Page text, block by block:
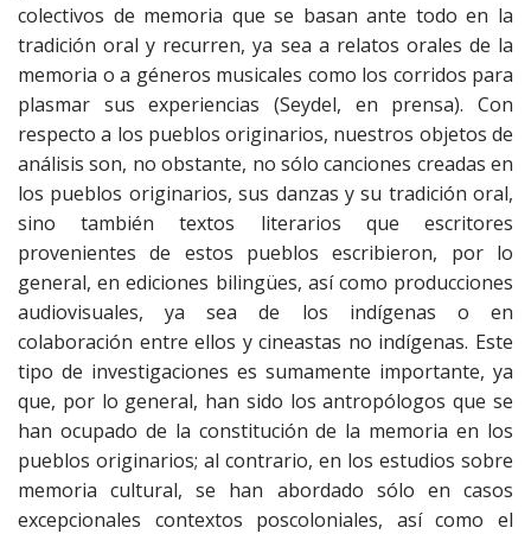
colectivos de memoria que se basan ante todo en la
tradición oral y recurren, ya sea a relatos orales de la
memoria o a géneros musicales como los corridos para
plasmar sus experiencias (Seydel, en prensa). Con
respecto a los pueblos originarios, nuestros objetos de
análisis son, no obstante, no sólo canciones creadas en
los pueblos originarios, sus danzas y su tradición oral,
sino también textos literarios que escritores
provenientes de estos pueblos escribieron, por lo
general, en ediciones bilingües, así como producciones
audiovisuales, ya sea de los indígenas o en
colaboración entre ellos y cineastas no indígenas. Este
tipo de investigaciones es sumamente importante, ya
que, por lo general, han sido los antropólogos que se
han ocupado de la constitución de la memoria en los
pueblos originarios; al contrario, en los estudios sobre
memoria cultural, se han abordado sólo en casos
excepcionales contextos poscoloniales, así como el